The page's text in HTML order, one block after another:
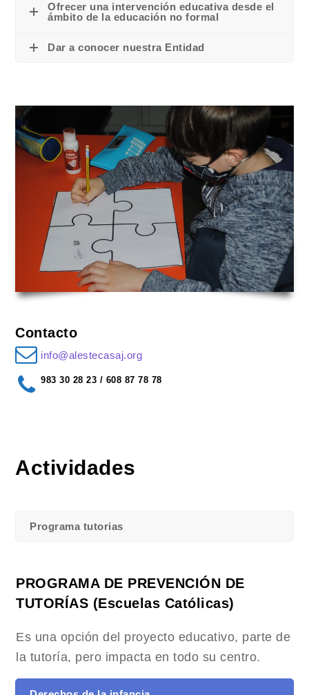
Ofrecer una intervención educativa desde el
ámbito de la educación no formal
Dar a conocer nuestra Entidad
Contacto
info@alestecasaj.org
983 30 28 23 / 608 87 78 78
Actividades
Programa tutorias
PROGRAMA DE PREVENCIÓN DE
TUTORÍAS (Escuelas Católicas)
Es una opción del proyecto educativo, parte de
la tutoría, pero impacta en todo su centro.